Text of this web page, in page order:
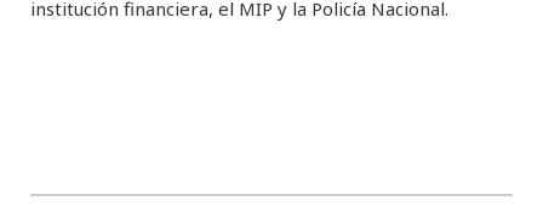
institución financiera, el MIP y la Policía Nacional.